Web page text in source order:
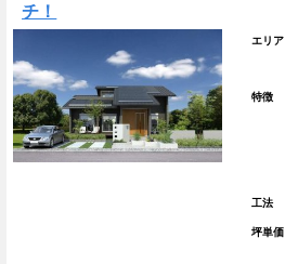
チ！
エリア
特徴
工法
坪単価